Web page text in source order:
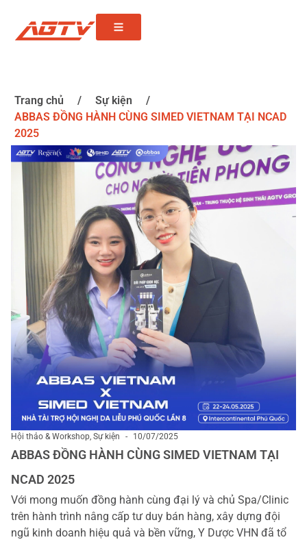
Trang chủ / Sự kiện
/
ABBAS ĐỒNG HÀNH CÙNG SIMED VIETNAM TẠI NCAD
2025
Hội thảo & Workshop, Sự kiện - 10/07/2025
ABBAS ĐỒNG HÀNH CÙNG SIMED VIETNAM TẠI
NCAD 2025
Với mong muốn đồng hành cùng đại lý và chủ Spa/Clinic
trên hành trình nâng cấp tư duy bán hàng, xây dựng đội
ngũ kinh doanh hiệu quả và bền vững, Y Dược VHN đã tổ